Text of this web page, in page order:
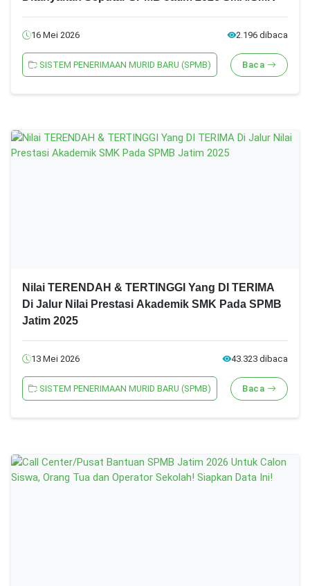
16 Mei 2026 2.196 dibaca
SISTEM PENERIMAAN MURID BARU (SPMB) Baca
Nilai TERENDAH & TERTINGGI Yang DI TERIMA
Di Jalur Nilai Prestasi Akademik SMK Pada SPMB
Jatim 2025
13 Mei 2026 43.323 dibaca
SISTEM PENERIMAAN MURID BARU (SPMB) Baca